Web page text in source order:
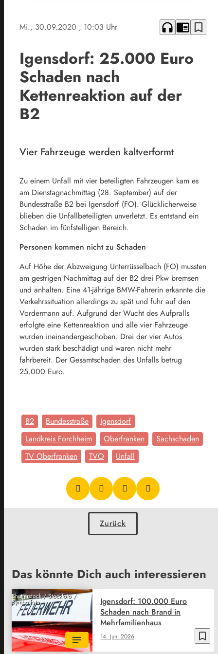
Mi., 30.09.2020 , 10:03 Uhr headphones chrome_reader_mode bookmark_border
Igensdorf: 25.000 Euro
Schaden nach
Kettenreaktion auf der
B2
Vier Fahrzeuge werden kaltverformt
Zu einem Unfall mit vier beteiligten Fahrzeugen kam es
am Dienstagnachmittag (28. September) auf der
Bundesstraße B2 bei Igensdorf (FO). Glücklicherweise
blieben die Unfallbeteiligten unverletzt. Es entstand ein
Schaden im fünfstelligen Bereich.
Personen kommen nicht zu Schaden
Auf Höhe der Abzweigung Unterrüsselbach (FO) mussten
am gestrigen Nachmittag auf der B2 drei Pkw bremsen
und anhalten. Eine 41-jährige BMW-Fahrerin erkannte die
Verkehrssituation allerdings zu spät und fuhr auf den
Vordermann auf. Aufgrund der Wucht des Aufpralls
erfolgte eine Kettenreaktion und alle vier Fahrzeuge
wurden ineinandergeschoben. Drei der vier Autos
wurden stark beschädigt und waren nicht mehr
fahrbereit. Der Gesamtschaden des Unfalls betrug
25.000 Euro.
B2 Bundesstraße
Igensdorf
Landkreis Forchheim
Oberfranken
Sachschaden
TV Oberfranken
TVO Unfall
Zurück
Das könnte Dich auch interessieren
Shutterstock / Stockfoto /
Symbolfoto
bookmark_border
14. Juni 2026
Igensdorf: 100.000 Euro
Schaden nach Brand in
Mehrfamilienhaus